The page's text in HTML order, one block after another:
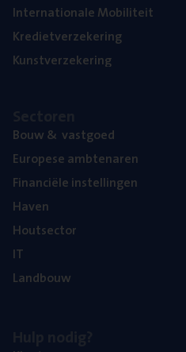
Inter­na­ti­o­na­le Mobiliteit
Kre­diet­ver­ze­ke­ring
Kunst­ver­ze­ke­ring
Bouw& vastgoed
Euro­pe­se ambtenaren
Finan­ci­ë­le instellingen
Haven
Hout­sec­tor
IT
Land­bouw